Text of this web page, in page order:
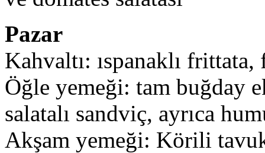
Pazar
Kahvaltı: ıspanaklı
Öğle yemeği: tam buğday
salatalı sandviç, ayrıca
Akşam yemeği: Körili